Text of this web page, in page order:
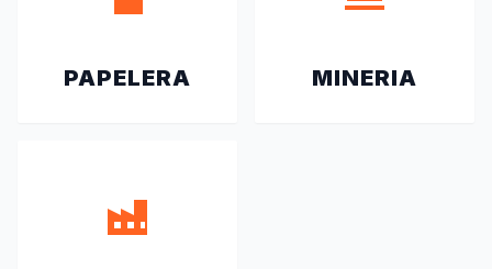
PAPELERA MINERIA